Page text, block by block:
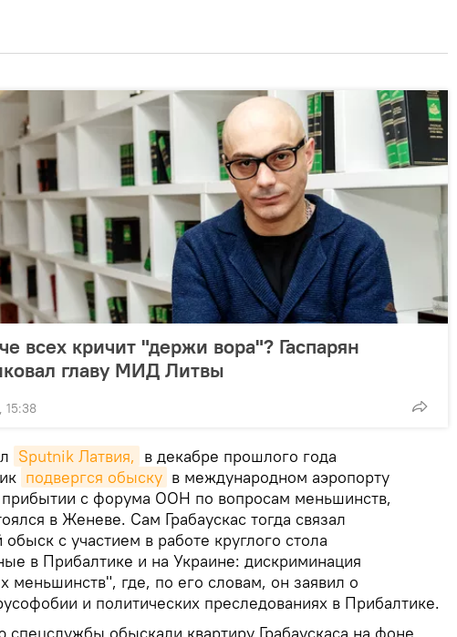
всех кричит "держи вора"? Гаспарян
главу МИД Литвы
15:38
Sputnik Латвия, в декабре прошлого года
подвергся обыску в международном аэропорту
с форума ООН по вопросам меньшинств,
в Женеве. Сам Грабаускас тогда связал
с участием в работе круглого стола
в Прибалтике и на Украине: дискриминация
меньшинств", где, по его словам, он заявил о
и политических преследованиях в Прибалтике.